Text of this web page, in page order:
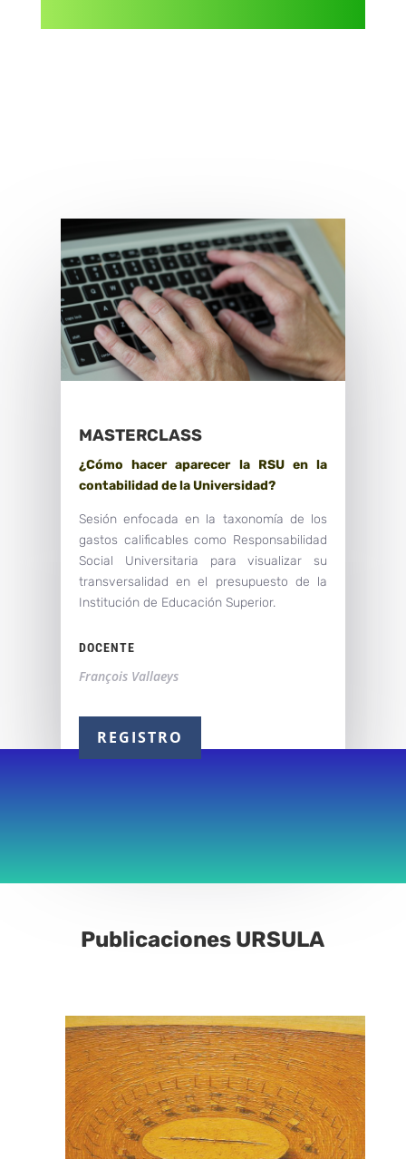
MASTERCLASS
¿Cómo hacer aparecer la RSU en la
contabilidad de la Universidad?
Sesión enfocada en la taxonomía de los
gastos calificables como Responsabilidad
Social Universitaria para visualizar su
transversalidad en el presupuesto de la
Institución de Educación Superior.
DOCENTE
François Vallaeys
REGISTRO
Publicaciones URSULA